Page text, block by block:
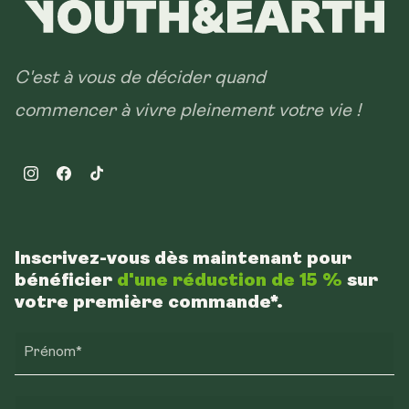
C'est à vous de décider quand
commencer à vivre pleinement votre vie !
InstagramFacebookTikTok
Inscrivez-vous dès maintenant pour
bénéficier d'une réduction de 15 % sur
votre première commande*.
Prénom*